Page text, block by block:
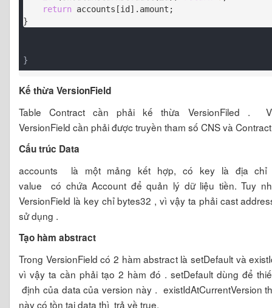
return accounts[id].amount;
}
Kế thừa VersionField
Table Contract cần phải kế thừa VersionFiled .
VersionField cần phải được truyền tham số CNS và
Cấu trúc Data
accounts
là một mảng kết hợp, có key là địa chỉ
value có chứa Account để quản lý dữ liệu tiền. Tuy
VersionField là key chỉ bytes32 , vì vậy ta phải cast
sử dụng .
Tạo hàm abstract
Trong VersionField có 2 hàm abstract là setDefault và
vì vậy ta cần phải tạo 2 hàm đó . setDefault dùng để
định của data của version này . existIdAtCurrentVersion
này có tồn tại data thì trả về true.